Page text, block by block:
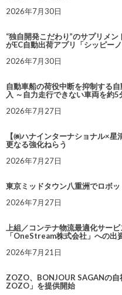
2026年7月30日
“独自開発こだわり”のサプリメ
がEC自動出荷アプリ「シッピー
2026年7月30日
自動車船の荷役中断を抑制する
入 ～自力走行できない車両を約5
2026年7月27日
【㈱ハナインターナショナル×
更なる強化ねらう
2026年7月27日
東京ミッドタウン八重洲でロボ
2026年7月27日
上組／コンテナ物流最適化サー
「OneStream株式会社」への出
2026年7月21日
ZOZO、BONJOUR SAGANの
ZOZO」を提供開始